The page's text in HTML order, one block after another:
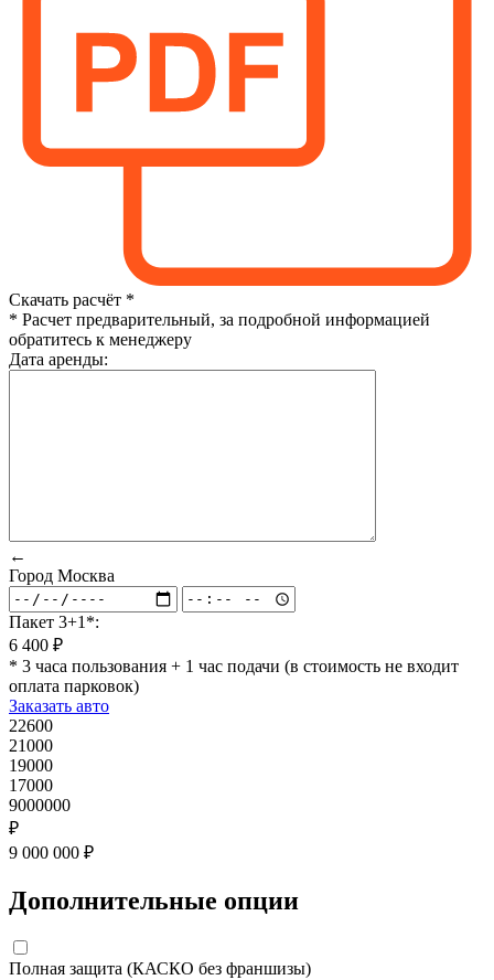
Скачать расчёт *
* Расчет предварительный, за подробной информацией
обратитесь к менеджеру
Дата аренды:
←
Город Москва
Пакет 3+1*:
6 400 ₽
* 3 часа пользования + 1 час подачи (в стоимость не входит
оплата парковок)
Заказать авто
22600
21000
19000
17000
9000000
₽
9 000 000 ₽
Дополнительные опции
Полная защита (КАСКО без франшизы)